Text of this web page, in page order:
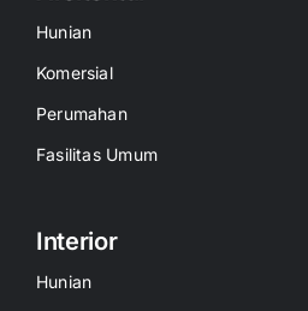
Hunian
Komersial
Perumahan
Fasilitas Umum
Interior
Hunian